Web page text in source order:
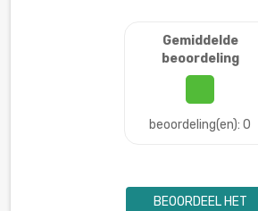
Gemiddelde
beoordeling
beoordeling(en): 0
BEOORDEEL HET